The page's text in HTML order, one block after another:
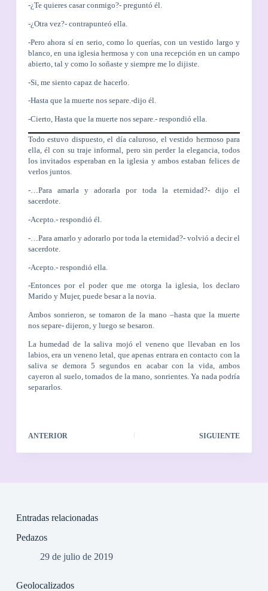
-¿Te quieres casar conmigo?- preguntó él.
-¿Otra vez?- contrapunteó ella.
-Pero ahora sí en serio, como lo querías, con un vestido largo y
blanco, en una iglesia hermosa y con una recepción en un campo
abierto, tal y como lo soñaste y siempre me lo dijiste.
-Si, me siento capaz de hacerlo.
-Hasta que la muerte nos separe.-dijo él.
-Cierto, Hasta que la muerte nos separe.- respondió ella.
Todo estuvo dispuesto, el día caluroso, el vestido hermoso para
ella, él con su traje informal, pero sin perder la elegancia, todos
los invitados esperaban en la iglesia y ambos estaban felices de
verlos juntos.
-…Para amarla y adorarla por toda la eternidad?- dijo el
sacerdote.
-Acepto.- respondió él.
-…Para amarlo y adorarlo por toda la eternidad?- volvió a decir el
sacerdote.
-Acepto.- respondió ella.
-Entonces por el poder que me otorga la iglesia, los declaro
Marido y Mujer, puede besar a la novia.
Ambos sonrieron, se tomaron de la mano –hasta que la muerte
nos separe- dijeron, y luego se besaron.
La humedad de la saliva mojó el veneno que llevaban en los
labios, era un veneno letal, que apenas entrara en contacto con la
saliva se demora 5 segundos en acabar con la vida, ambos
cayeron al suelo, tomados de la mano, sonrientes. Ya nada podría
separarlos.
ANTERIOR SIGUIENTE
Entradas relacionadas
Pedazos
29 de julio de 2019
Geolocalizados